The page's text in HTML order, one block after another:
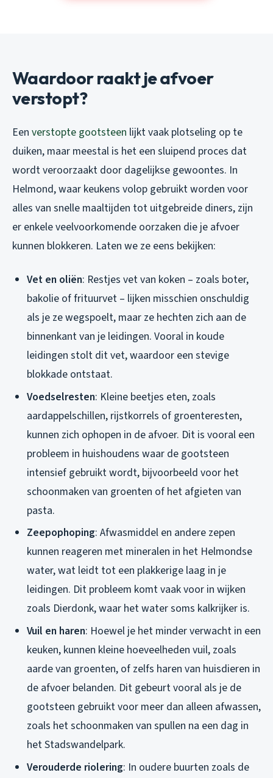
Waardoor raakt je afvoer
verstopt?
Een verstopte gootsteen lijkt vaak plotseling op te
duiken, maar meestal is het een sluipend proces dat
wordt veroorzaakt door dagelijkse gewoontes. In
Helmond, waar keukens volop gebruikt worden voor
alles van snelle maaltijden tot uitgebreide diners, zijn
er enkele veelvoorkomende oorzaken die je afvoer
kunnen blokkeren. Laten we ze eens bekijken:
Vet en oliën: Restjes vet van koken – zoals boter,
bakolie of frituurvet – lijken misschien onschuldig
als je ze wegspoelt, maar ze hechten zich aan de
binnenkant van je leidingen. Vooral in koude
leidingen stolt dit vet, waardoor een stevige
blokkade ontstaat.
Voedselresten: Kleine beetjes eten, zoals
aardappelschillen, rijstkorrels of groenteresten,
kunnen zich ophopen in de afvoer. Dit is vooral een
probleem in huishoudens waar de gootsteen
intensief gebruikt wordt, bijvoorbeeld voor het
schoonmaken van groenten of het afgieten van
pasta.
Zeepophoping: Afwasmiddel en andere zepen
kunnen reageren met mineralen in het Helmondse
water, wat leidt tot een plakkerige laag in je
leidingen. Dit probleem komt vaak voor in wijken
zoals Dierdonk, waar het water soms kalkrijker is.
Vuil en haren: Hoewel je het minder verwacht in een
keuken, kunnen kleine hoeveelheden vuil, zoals
aarde van groenten, of zelfs haren van huisdieren in
de afvoer belanden. Dit gebeurt vooral als je de
gootsteen gebruikt voor meer dan alleen afwassen,
zoals het schoonmaken van spullen na een dag in
het Stadswandelpark.
Verouderde riolering: In oudere buurten zoals de